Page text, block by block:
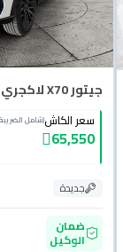
جيتور X70 لاكجري 2026
سعر الكاش(شامل
65,550
جديدة
ضمان
الوكيل